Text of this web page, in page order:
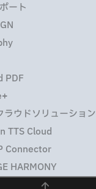
ート
PDF
ウドソリューション
TTS Cloud
Connector
HARMONY